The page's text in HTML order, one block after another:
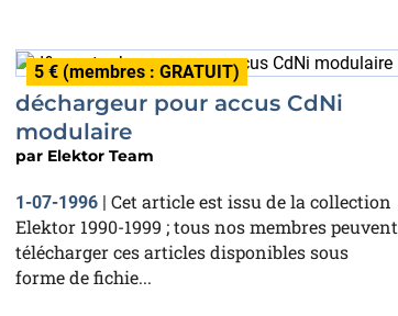
5 € (membres : GRATUIT)
déchargeur pour accus CdNi
modulaire
par Elektor Team
1-07-1996 | Cet article est issu de la collection
Elektor 1990-1999 ; tous nos membres peuvent
télécharger ces articles disponibles sous
forme de fichie...